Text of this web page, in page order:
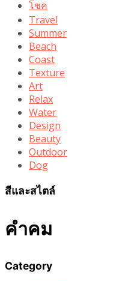
โชค
Travel
Summer
Beach
Coast
Texture
Art
Relax
Water
Design
Beauty
Outdoor
Dog
สีและสไตล์
คำคม
Category